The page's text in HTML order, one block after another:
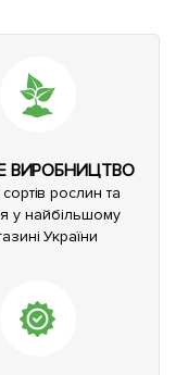
ВИРОБНИЦТВО
рослин та
у найбільшому
України